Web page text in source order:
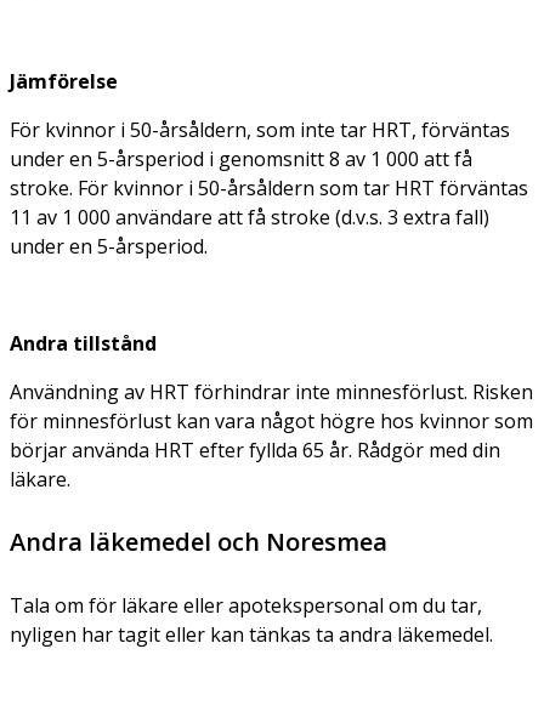
Jämförelse
För kvinnor i 50-årsåldern, som inte tar HRT, förväntas
under en 5-årsperiod i genomsnitt 8 av 1 000 att få
stroke. För kvinnor i 50-årsåldern som tar HRT förväntas
11 av 1 000 användare att få stroke (d.v.s. 3 extra fall)
under en 5-årsperiod.
Andra tillstånd
Användning av HRT förhindrar inte minnesförlust. Risken
för minnesförlust kan vara något högre hos kvinnor som
börjar använda HRT efter fyllda 65 år. Rådgör med din
läkare.
Andra läkemedel och Noresmea
Tala om för läkare eller apotekspersonal om du tar,
nyligen har tagit eller kan tänkas ta andra läkemedel.